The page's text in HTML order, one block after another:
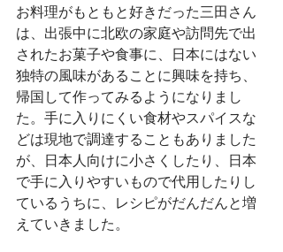
お料理がもともと好きだった三田さん
は、出張中に北欧の家庭や訪問先で出
されたお菓子や食事に、日本にはない
独特の風味があることに興味を持ち、
帰国して作ってみるようになりまし
た。手に入りにくい食材やスパイスな
どは現地で調達することもありました
が、日本人向けに小さくしたり、日本
で手に入りやすいもので代用したりし
ているうちに、レシピがだんだんと増
えていきました。